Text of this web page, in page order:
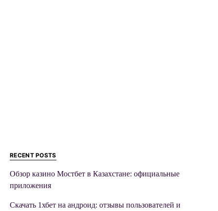
RECENT POSTS
Обзор казино Мостбет в Казахстане: официальные
приложения
Скачать 1хбет на андроид: отзывы пользователей и